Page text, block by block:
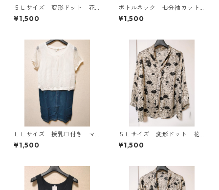
５Ｌサイズ 変形ドット 花
柄 ボウタイブラウス オフ
ホワイト KAE-4763
¥1,500
ボトルネック 七分袖カット
ソー ４Ｌ マスタード KA
E-4817
¥1,500
ＬＬサイズ 授乳口付き マ
タニティ ドッキングワンピ
ース ホワイト×ブルー KAE
¥1,500
５Ｌサイズ 変形ドット 花
柄 ボウタイブラウス オフ
ホワイト KAE-4762
¥1,500